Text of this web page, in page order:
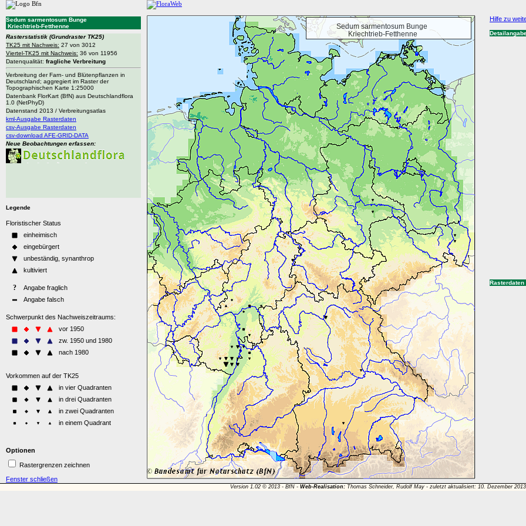
Sedum sarmentosum Bunge
Kriechtrieb-Fetthenne
Rasterdaten
Sedum sarmentosum Bunge
Kriechtrieb-Fetthenne
Rasterstatistik (Grundraster TK25)
TK25 mit Nachweis: 27 von 3012
Viertel-TK25 mit Nachweis: 36 von 11956
Datenqualität: fragliche Verbreitung
Verbreitung der Farn- und Blütenpflanzen in
Deutschland; aggregiert im Raster der
Topographischen Karte 1:25000
Datenbank FlorKart (BfN) aus Deutschlandflora
1.0 (NetPhyD)
Datenstand 2013 / Verbreitungsatlas
kml-Ausgabe Rasterdaten
csv-Ausgabe Rasterdaten
csv-download AFE-GRID-DATA
Neue Beobachtungen erfassen:
Legende
Optionen
Rastergrenzen zeichnen
Fenster schließen
Hilfe zu
Version 1.02 © 2013 - BfN - Web-Realisation: Thomas Schneider, Rudolf May - zuletzt aktualisiert: 10. Dezember